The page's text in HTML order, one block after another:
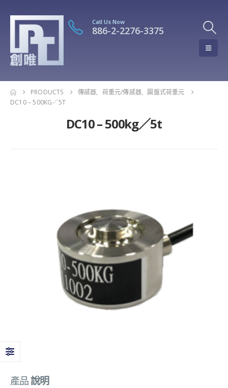
Call Us Now
886-2-2276-3375
PRODUCTS 傳感器, 荷重元/傳感器,
圓盤式荷重元
DC10 – 500KG／5T
DC10 – 500kg／5t
產品說明